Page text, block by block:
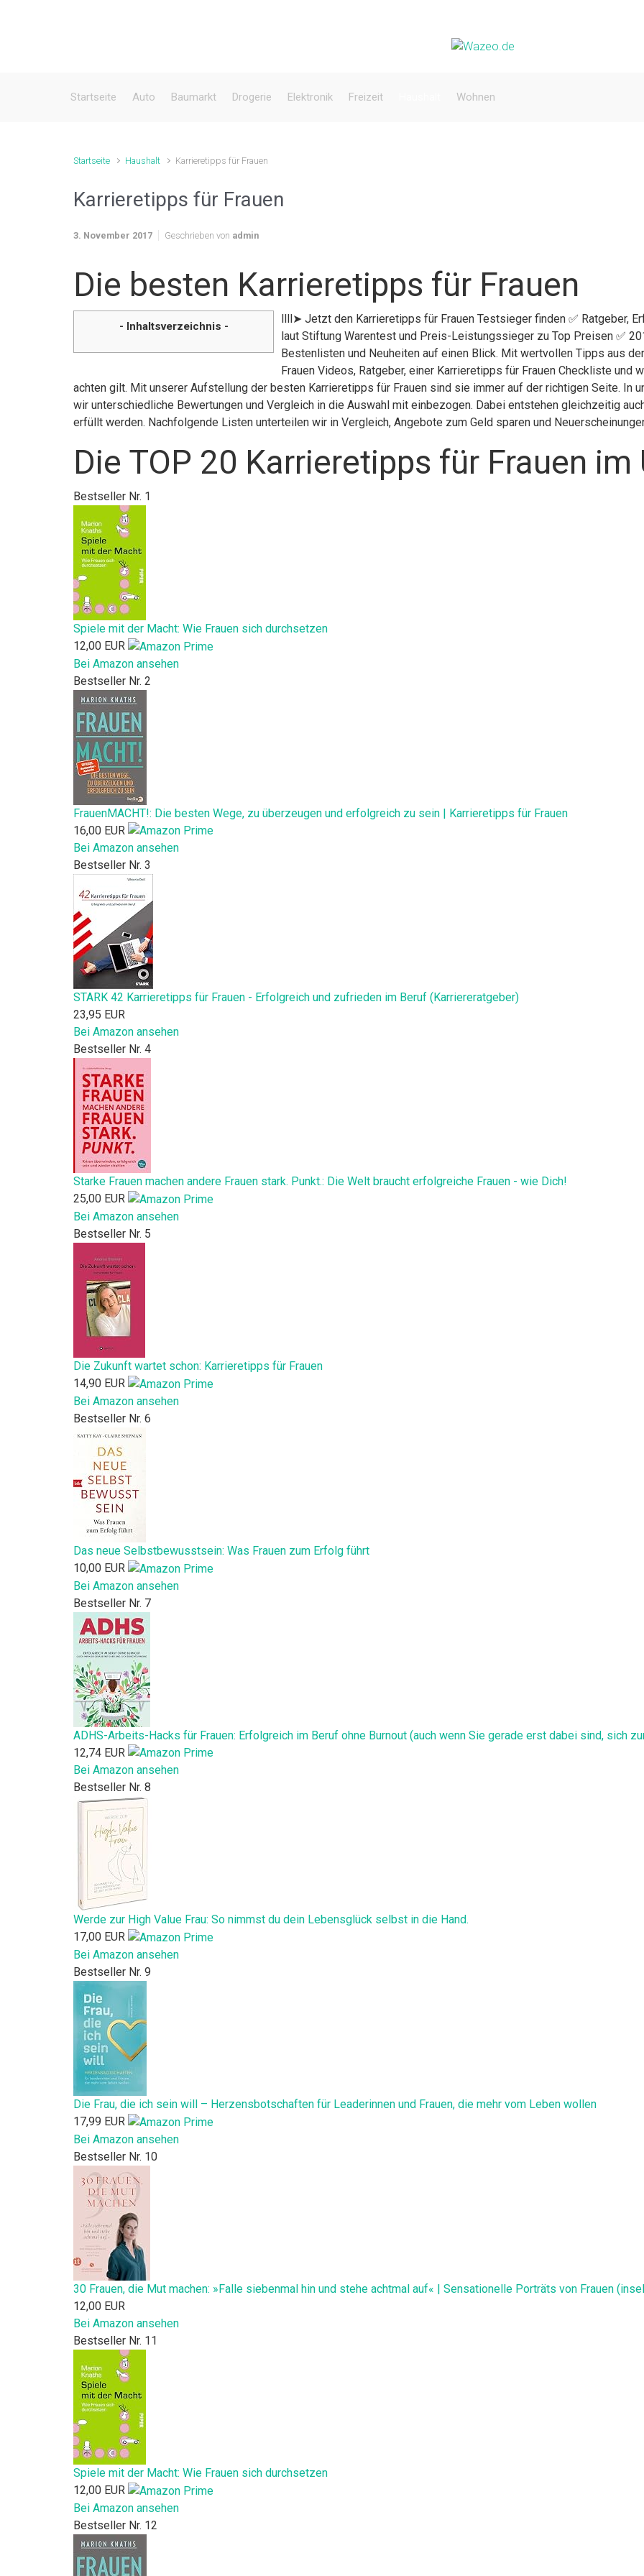
Startseite Auto Baumarkt Drogerie Elektronik Freizeit Wohnen
Startseite Haushalt Karrieretipps für Frauen
Karrieretipps für Frauen
3. November 2017 Geschrieben von admin
Die besten Karrieretipps für Frauen
- Inhaltsverzeichnis -
llll➤ Jetzt den Karrieretipps für Frauen Testsieger finden ✅ Ratgeber,
laut Stiftung Warentest und Preis-Leistungssieger zu Top Preisen ✅
Bestenlisten und Neuheiten auf einen Blick. Mit wertvollen Tipps aus
Frauen Videos, Ratgeber, einer Karrieretipps für Frauen Checkliste und
achten gilt. Mit unserer Aufstellung der besten Karrieretipps für Frauen sind sie immer auf der richtigen Seite. In
wir unterschiedliche Bewertungen und Vergleich in die Auswahl mit einbezogen. Dabei entstehen gleichzeitig
erfüllt werden. Nachfolgende Listen unterteilen wir in Vergleich, Angebote zum Geld sparen und
Die TOP 20 Karrieretipps für Frauen
Bestseller Nr. 1
Spiele mit der Macht: Wie Frauen sich durchsetzen
12,00 EUR
Bei Amazon ansehen
Bestseller Nr. 2
FrauenMACHT!: Die besten Wege, zu überzeugen und erfolgreich zu sein | Karrieretipps für Frauen
16,00 EUR
Bei Amazon ansehen
Bestseller Nr. 3
STARK 42 Karrieretipps für Frauen - Erfolgreich und zufrieden im Beruf (Karriereratgeber)
23,95 EUR
Bei Amazon ansehen
Bestseller Nr. 4
Starke Frauen machen andere Frauen stark. Punkt.: Die Welt braucht erfolgreiche Frauen - wie Dich!
25,00 EUR
Bei Amazon ansehen
Bestseller Nr. 5
Die Zukunft wartet schon: Karrieretipps für Frauen
14,90 EUR
Bei Amazon ansehen
Bestseller Nr. 6
Das neue Selbstbewusstsein: Was Frauen zum Erfolg führt
10,00 EUR
Bei Amazon ansehen
Bestseller Nr. 7
ADHS-Arbeits-Hacks für Frauen: Erfolgreich im Beruf ohne Burnout (auch wenn Sie gerade erst dabei sind, sich
12,74 EUR
Bei Amazon ansehen
Bestseller Nr. 8
Werde zur High Value Frau: So nimmst du dein Lebensglück selbst in die Hand.
17,00 EUR
Bei Amazon ansehen
Bestseller Nr. 9
Die Frau, die ich sein will – Herzensbotschaften für Leaderinnen und Frauen, die mehr vom Leben wollen
17,99 EUR
Bei Amazon ansehen
Bestseller Nr. 10
30 Frauen, die Mut machen: »Falle siebenmal hin und stehe achtmal auf« | Sensationelle Porträts von Frauen
12,00 EUR
Bei Amazon ansehen
Bestseller Nr. 11
Spiele mit der Macht: Wie Frauen sich durchsetzen
12,00 EUR
Bei Amazon ansehen
Bestseller Nr. 12